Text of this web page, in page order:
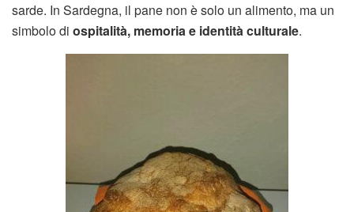
sarde. In Sardegna, il pane non è solo un alimento, ma un
simbolo di ospitalità, memoria e identità culturale.